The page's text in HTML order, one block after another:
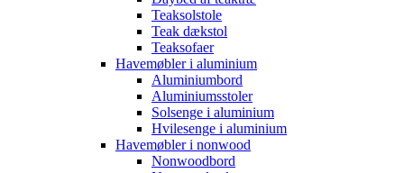
Teaksolstole
Teak dækstol
Teaksofaer
Havemøbler i aluminium
Aluminiumbord
Aluminiumsstoler
Solsenge i aluminium
Hvilesenge i aluminium
Havemøbler i nonwood
Nonwoodbord